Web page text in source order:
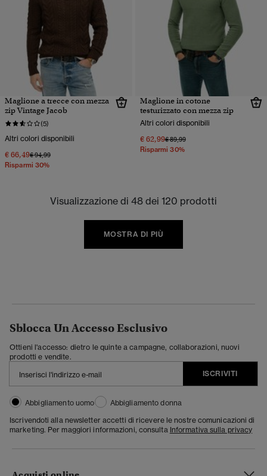
Maglione a trecce con mezza
zip Vintage Jacob
(5)
Altri colori disponibili
€ 66,49Prezzo ridotto da
€ 94,99a
Risparmi 30%
Maglione in cotone
testurizzato con mezza zip
Altri colori disponibili
€ 62,99Prezzo ridotto da
€ 89,99a
Risparmi 30%
Visualizzazione di 48 dei 120 prodotti
MOSTRA DI PIÙ
Sblocca Un Accesso Esclusivo
Ottieni l'accesso: dietro le quinte a campagne, collaborazioni, nuovi
prodotti e vendite.
ISCRIVITI
Abbigliamento uomo
Abbigliamento donna
Iscrivendoti alla newsletter accetti di ricevere le nostre comunicazioni di
marketing. Per maggiori informazioni, consulta Informativa sulla privacy